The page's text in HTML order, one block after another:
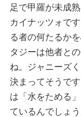
足で甲羅が未成
カイナッツォで
る者の何たるか
タジーは他者と
ね。ジャニーズ
決まってそうで
は「水をためる
ているんでしょ